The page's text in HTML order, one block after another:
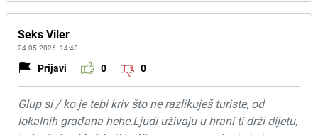
Seks Viler
24.05.2026. 14:48
Prijavi 0 0
Glup si / ko je tebi kriv što ne razlikuješ turiste, od
lokalnih građana hehe.Ljudi uživaju u hrani ti drži dijetu,